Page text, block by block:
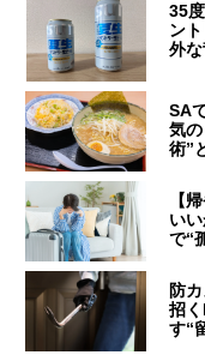
35
ン
外
SA
気
術”
【
い
で“
防
招
す“